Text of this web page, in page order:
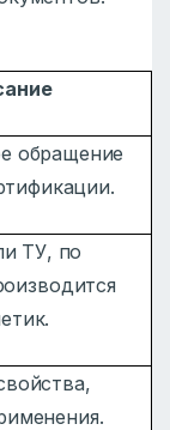
обращение
ТУ, по